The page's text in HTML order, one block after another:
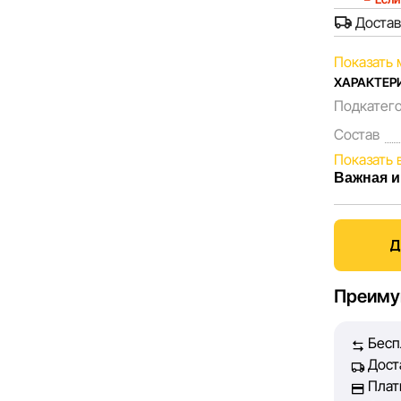
Показать
Состав
Показать
Важная
Мы,
Каждый
принять
Однако,